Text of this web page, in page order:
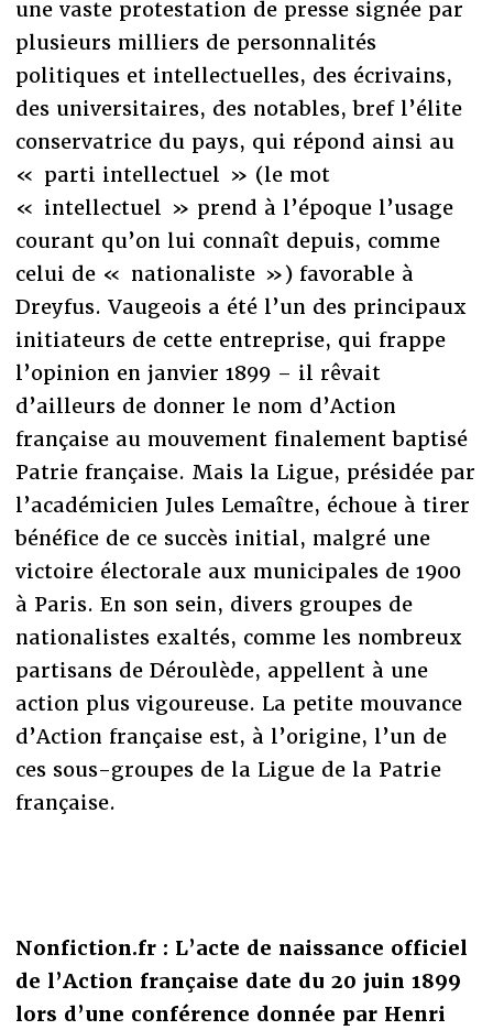
une vaste protestation de presse signée par
plusieurs milliers de personnalités
politiques et intellectuelles, des écrivains,
des universitaires, des notables, bref l’élite
conservatrice du pays, qui répond ainsi au
« parti intellectuel » (le mot
« intellectuel » prend à l’époque l’usage
courant qu’on lui connaît depuis, comme
celui de « nationaliste ») favorable à
Dreyfus. Vaugeois a été l’un des principaux
initiateurs de cette entreprise, qui frappe
l’opinion en janvier 1899 – il rêvait
d’ailleurs de donner le nom d’Action
française au mouvement finalement baptisé
Patrie française. Mais la Ligue, présidée par
l’académicien Jules Lemaître, échoue à tirer
bénéfice de ce succès initial, malgré une
victoire électorale aux municipales de 1900
à Paris. En son sein, divers groupes de
nationalistes exaltés, comme les nombreux
partisans de Déroulède, appellent à une
action plus vigoureuse. La petite mouvance
d’Action française est, à l’origine, l’un de
ces sous-groupes de la Ligue de la Patrie
française.
Nonfiction.fr : L’acte de naissance officiel
de l’Action française date du 20 juin 1899
lors d’une conférence donnée par Henri